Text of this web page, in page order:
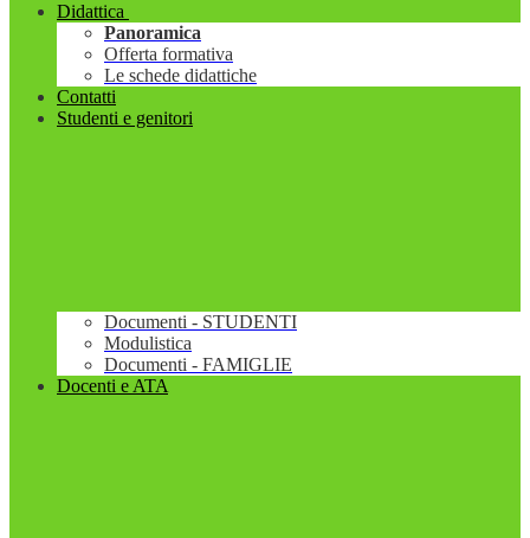
Didattica
Panoramica
Offerta formativa
Le schede didattiche
Contatti
Studenti e genitori
Documenti - STUDENTI
Modulistica
Documenti - FAMIGLIE
Docenti e ATA